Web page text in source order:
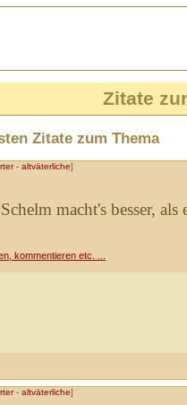
Zitate
Zitate zum Thema
- altväterliche]
macht's besser, als
kommentieren etc. ...
- altväterliche]